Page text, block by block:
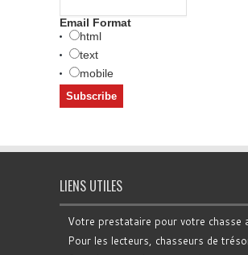
Email Format
html
text
mobile
LIENS UTILES
Votre prestataire pour votre chasse
Pour les lecteurs, chasseurs de